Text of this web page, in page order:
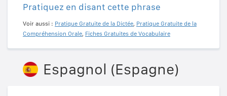
Pratiquez en disant cette phrase
Voir aussi : Pratique Gratuite de la Dictée, Pratique Gratuite de la
Compréhension Orale, Fiches Gratuites de Vocabulaire
Espagnol (Espagne)